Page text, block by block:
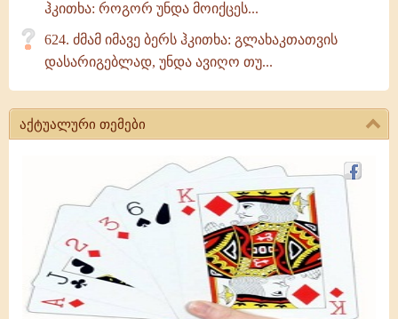
ჰკითხა: როგორ უნდა მოიქცეს...
624. ძმამ იმავე ბერს ჰკითხა: გლახაკთათვის
დასარიგებლად, უნდა ავიღო თუ...
აქტუალური თემები